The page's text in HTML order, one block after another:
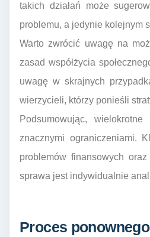
takich działań może
problemu, a jedynie kolejnym
Warto zwrócić uwagę na
zasad współżycia
uwagę w skrajnych
wierzycieli, którzy ponieśli
Podsumowując,
znacznymi ograniczeniami.
problemów finansowych
sprawa jest indywidualnie
Proces